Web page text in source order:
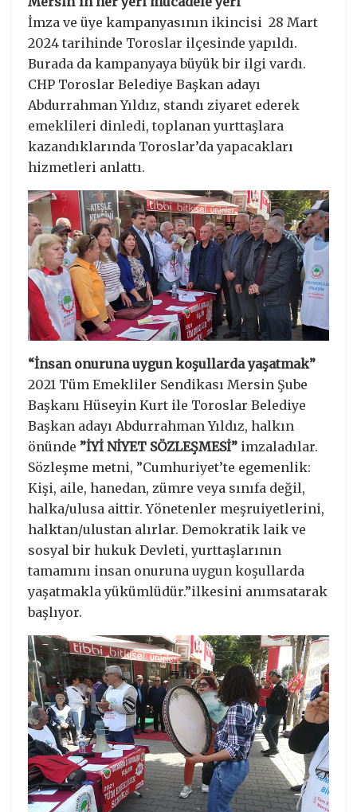
İmza ve üye kampanyasının ikincisi 28 Mart
2024 tarihinde Toroslar ilçesinde yapıldı.
Burada da kampanyaya büyük bir ilgi vardı.
CHP Toroslar Belediye Başkan adayı
Abdurrahman Yıldız, standı ziyaret ederek
emeklileri dinledi, toplanan yurttaşlara
kazandıklarında Toroslar’da yapacakları
hizmetleri anlattı.
“İnsan onuruna uygun koşullarda yaşatmak”
2021 Tüm Emekliler Sendikası Mersin Şube
Başkanı Hüseyin Kurt ile Toroslar Belediye
Başkan adayı Abdurrahman Yıldız, halkın
önünde ”İYİ NİYET SÖZLEŞMESİ” imzaladılar.
Sözleşme metni, ”Cumhuriyet’te egemenlik:
Kişi, aile, hanedan, zümre veya sınıfa değil,
halka/ulusa aittir. Yönetenler meşruiyetlerini,
halktan/ulustan alırlar. Demokratik laik ve
sosyal bir hukuk Devleti, yurttaşlarının
tamamını insan onuruna uygun koşullarda
yaşatmakla yükümlüdür.”ilkesini anımsatarak
başlıyor.